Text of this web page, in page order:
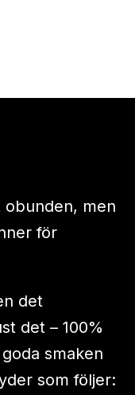
obunden, men
för
det
det – 100%
smaken
som följer: